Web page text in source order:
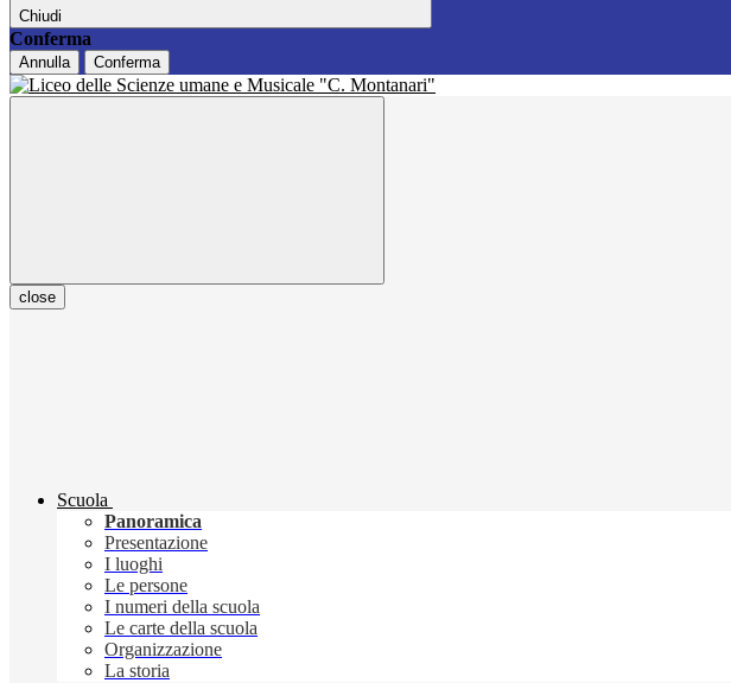
Chiudi
Conferma
Annulla Conferma
close
Scuola
Panoramica
Presentazione
I luoghi
Le persone
I numeri della scuola
Le carte della scuola
Organizzazione
La storia